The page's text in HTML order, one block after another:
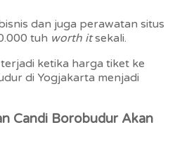
dan juga perawatan situs
tuh worth itsekali.
ketika harga tiket ke
di Yogjakarta menjadi
Candi Borobudur Akan